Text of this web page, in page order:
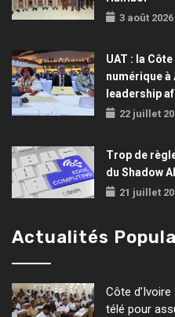
3 août 2026
UAT : la
numérique à
leadership
22 juillet
Trop de
du Shadow AI
21 juillet
Actualités
Côte
télé pour